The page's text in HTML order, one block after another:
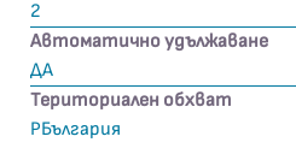
2
Автоматично удължаване
ДА
Териториален обхват
РБългария